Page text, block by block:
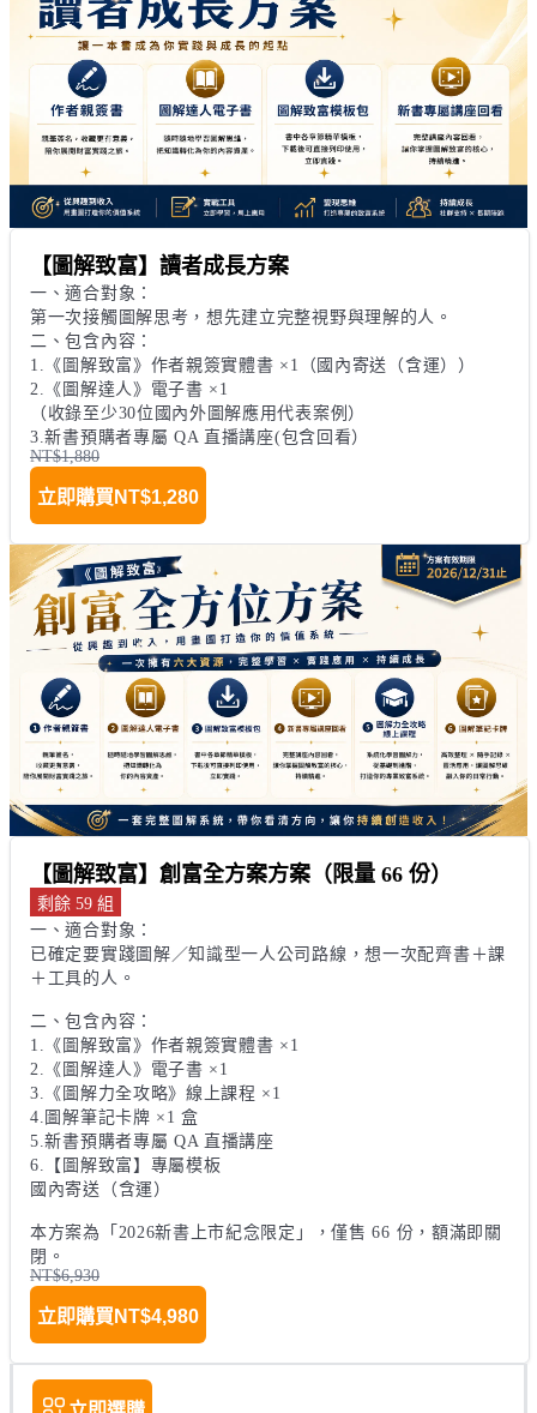
【圖解致富】讀者成長方案
一、適合對象：
第一次接觸圖解思考，想先建立完整視野與理解的人。
二、包含內容：
1.《圖解致富》作者親簽實體書 ×1（國內寄送（含運））
2.《圖解達人》電子書 ×1
（收錄至少30位國內外圖解應用代表案例）
3.新書預購者專屬 QA 直播講座(包含回看）
NT$1,880
立即購買 NT$1,280
【圖解致富】創富全方案方案（限量 66 份）
剩餘 59 組
一、適合對象：
已確定要實踐圖解／知識型一人公司路線，想一次配齊書＋課
＋工具的人。
二、包含內容：
1.《圖解致富》作者親簽實體書 ×1
2.《圖解達人》電子書 ×1
3.《圖解力全攻略》線上課程 ×1
4.圖解筆記卡牌 ×1 盒
5.新書預購者專屬 QA 直播講座
6.【圖解致富】專屬模板
國內寄送（含運）
本方案為「2026新書上市紀念限定」，僅售 66 份，額滿即關
閉。
NT$6,930
立即購買 NT$4,980